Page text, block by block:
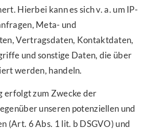
Hierbei kann es sich v. a. um IP-
Meta- und
Vertragsdaten, Kontaktdaten,
und sonstige Daten, die über
werden, handeln.
erfolgt zum Zwecke der
unseren potenziellen und
(Art. 6 Abs. 1 lit. b DSGVO) und